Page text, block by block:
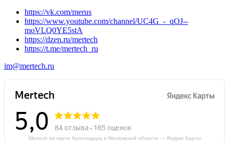
https://vk.com/merus
https://www.youtube.com/channel/UC4G_-_qOJ--
moVLQ0YE5stA
https://dzen.ru/mertech
https://t.me/mertech_ru
im@mertech.ru
Mertech на карте Краснодара и Московской области — Яндекс Карты